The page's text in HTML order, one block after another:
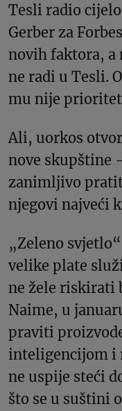
Tesli radio
Gerber za
novih faktora, a
ne radi u Tesli.
mu nije
Ali, uorkos
nove skupštine
zanimljivo
njegovi najveći
„Zeleno
velike plate
ne žele riskirati
Naime, u
praviti
inteligencijom i
ne uspije steći
što se u suštini